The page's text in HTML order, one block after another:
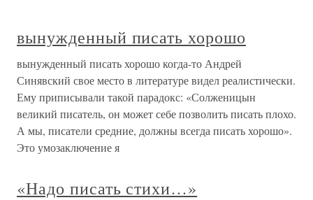
вынужденный писать хорошо
вынужденный писать хорошо когда-то Андрей
Синявский свое место в литературе видел реалистически.
Ему приписывали такой парадокс: «Солженицын
великий писатель, он может себе позволить писать плохо.
А мы, писатели средние, должны всегда писать хорошо».
Это умозаключение я
«Надо писать стихи…»